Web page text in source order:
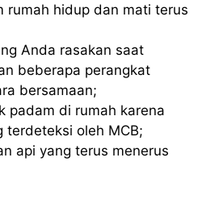
rumah hidup dan mati terus
Anda rasakan saat
beberapa perangkat
bersamaan;
padam di rumah karena
terdeteksi oleh MCB;
api yang terus menerus